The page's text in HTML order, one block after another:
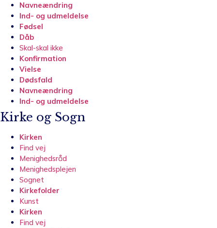
Navneændring
Ind- og udmeldelse
Fødsel
Dåb
Skal-skal ikke
Konfirmation
Vielse
Dødsfald
Navneændring
Ind- og udmeldelse
Kirke og Sogn
Kirken
Find vej
Menighedsråd
Menighedsplejen
Sognet
Kirkefolder
Kunst
Kirken
Find vej